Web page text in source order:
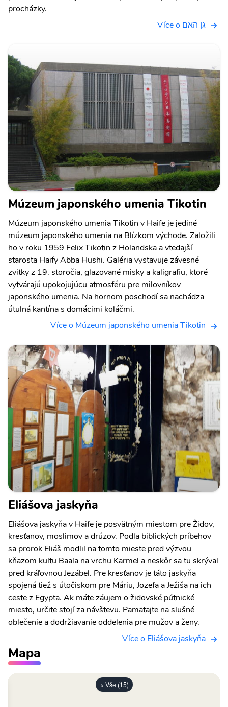
procházky.
Více o גן האם
Múzeum japonského umenia Tikotin
Múzeum japonského umenia Tikotin v Haife je jediné
múzeum japonského umenia na Blízkom východe. Založili
ho v roku 1959 Felix Tikotin z Holandska a vtedajší
starosta Haify Abba Hushi. Galéria vystavuje závesné
zvitky z 19. storočia, glazované misky a kaligrafiu, ktoré
vytvárajú upokojujúcu atmosféru pre milovníkov
japonského umenia. Na hornom poschodí sa nachádza
útulná kantína s domácimi koláčmi.
Více o Múzeum japonského umenia Tikotin
Eliášova jaskyňa
Eliášova jaskyňa v Haife je posvätným miestom pre Židov,
kresťanov, moslimov a drúzov. Podľa biblických príbehov
sa prorok Eliáš modlil na tomto mieste pred výzvou
kňazom kultu Baala na vrchu Karmel a neskôr sa tu skrýval
pred kráľovnou Jezábel. Pre kresťanov je táto jaskyňa
spojená tiež s útočiskom pre Máriu, Jozefa a Ježiša na ich
ceste z Egypta. Ak máte záujem o židovské pútnické
miesto, určite stojí za návštevu. Pamätajte na slušné
oblečenie a dodržiavanie oddelenia pre mužov a ženy.
Více o Eliášova jaskyňa
Mapa
⭐ Vše (15)